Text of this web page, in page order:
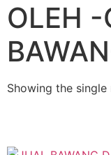
OLEH -
Showing the single